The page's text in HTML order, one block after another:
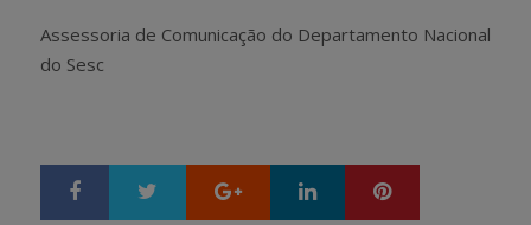
Assessoria de Comunicação do Departamento Nacional
do Sesc
Google+ LinkedIn